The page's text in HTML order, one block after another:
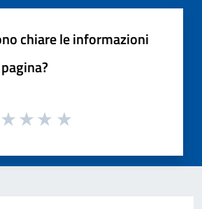
chiare le informazioni